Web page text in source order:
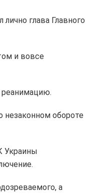
глава Главного
и вовсе
обороте
Украины
а